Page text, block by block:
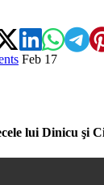
Feb 17
lui Dinicu şi